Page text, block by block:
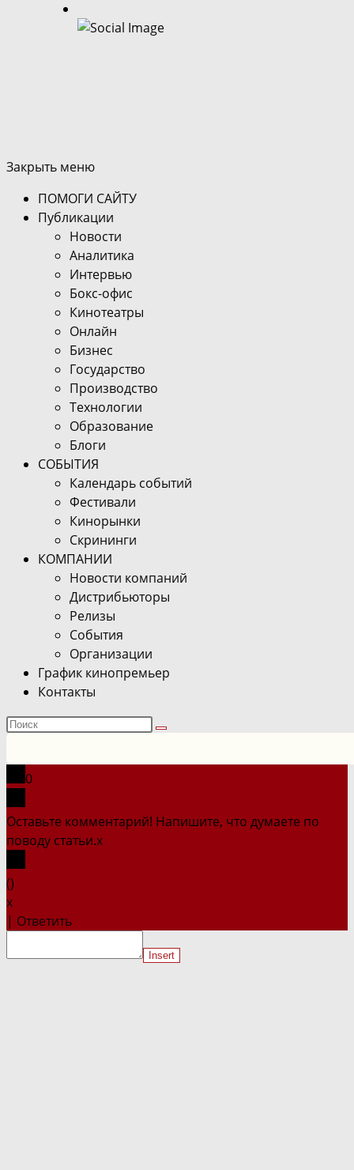
Закрыть меню
ПОМОГИ САЙТУ
Публикации
Новости
Аналитика
Интервью
Бокс-офис
Кинотеатры
Онлайн
Бизнес
Государство
Производство
Технологии
Образование
Блоги
СОБЫТИЯ
Календарь событий
Фестивали
Кинорынки
Скрининги
КОМПАНИИ
Новости компаний
Дистрибьюторы
Релизы
События
Организации
График кинопремьер
Контакты
Поиск
сайте
0
Оставьте комментарий! Напишите, что думаете по
поводу статьи.x
()
x
| Ответить
Insert